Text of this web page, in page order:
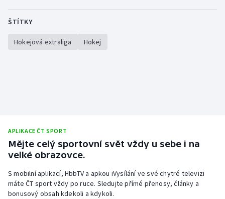
ŠTÍTKY
Hokejová extraliga Hokej
APLIKACE ČT SPORT
Mějte celý sportovní svět vždy u sebe i na
velké obrazovce.
S mobilní aplikací, HbbTV a apkou iVysílání ve své chytré televizi
máte ČT sport vždy po ruce. Sledujte přímé přenosy, články a
bonusový obsah kdekoli a kdykoli.